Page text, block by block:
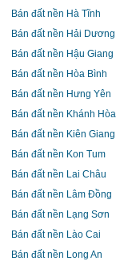
Bán đất nền Hà Tĩnh
Bán đất nền Hải Dương
Bán đất nền Hậu Giang
Bán đất nền Hòa Bình
Bán đất nền Hưng Yên
Bán đất nền Khánh Hòa
Bán đất nền Kiên Giang
Bán đất nền Kon Tum
Bán đất nền Lai Châu
Bán đất nền Lâm Đồng
Bán đất nền Lạng Sơn
Bán đất nền Lào Cai
Bán đất nền Long An